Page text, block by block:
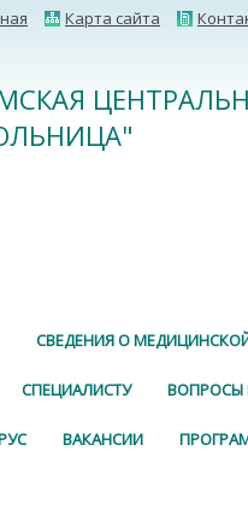
Карта сайта
СВЕДЕНИЯ О
СПЕЦИАЛИСТУ ВОПРОСЫ
ВАКАНСИИ